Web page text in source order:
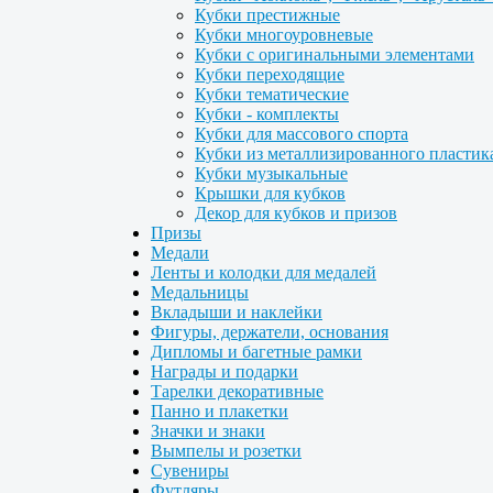
Кубки престижные
Кубки многоуровневые
Кубки с оригинальными элементами
Кубки переходящие
Кубки тематические
Кубки - комплекты
Кубки для массового спорта
Кубки из металлизированного
Кубки музыкальные
Крышки для кубков
Декор для кубков и призов
Призы
Медали
Ленты и колодки для медалей
Медальницы
Вкладыши и наклейки
Фигуры, держатели, основания
Дипломы и багетные рамки
Награды и подарки
Тарелки декоративные
Панно и плакетки
Значки и знаки
Вымпелы и розетки
Сувениры